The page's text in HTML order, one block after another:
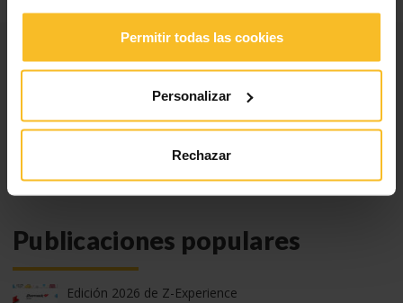
Permitir todas las cookies
Personalizar
Rechazar
Categorías
Noticias eventos
Publicaciones populares
Edición 2026 de Z-Experience